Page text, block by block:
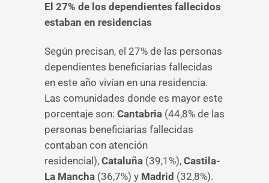
El 27% de los dependientes fallecidos
estaban en residencias
Según precisan, el 27% de las personas
dependientes beneficiarias fallecidas
en este año vivían en una residencia.
Las comunidades donde es mayor este
porcentaje son: Cantabria (44,8% de las
personas beneficiarias fallecidas
contaban con atención
residencial), Cataluña (39,1%), Castila-
La Mancha (36,7%) y Madrid (32,8%).